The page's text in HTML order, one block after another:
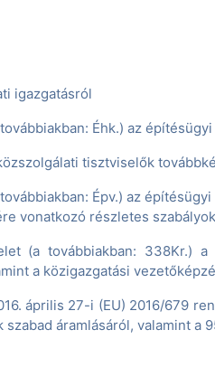
igazgatásról
Éhk.) az
tisztviselők
Épv.) az
vonatkozó részletes
(a továbbiakban: 338Kr.)
a közigazgatási
április 27-i (EU) 2016/679
áramlásáról, valamint